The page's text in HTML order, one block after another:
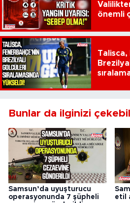
önemli
Talisca,
Bunlar da ilginizi
Samsun’da uyuşturucu
operasyonunda 7 şüpheli
etil